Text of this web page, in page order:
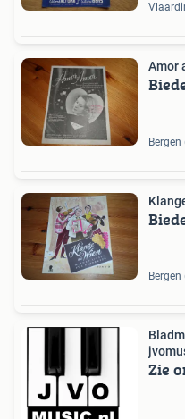
Amor
Bergen
Zie